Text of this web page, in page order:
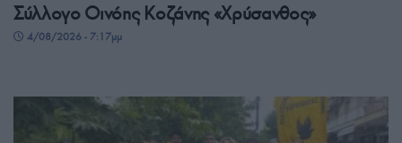
Σύλλογο Οινόης Κοζάνης «Χρύσανθος»
4/08/2026 - 7:17μμ